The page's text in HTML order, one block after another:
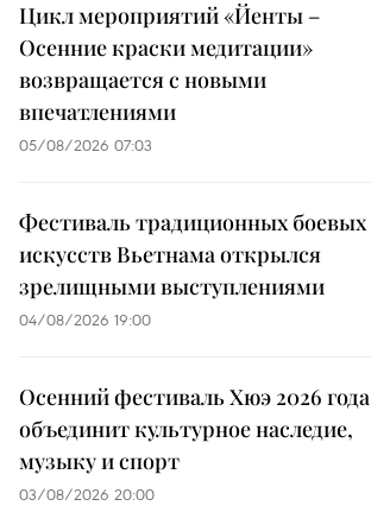
Цикл мероприятий «Йенты –
Осенние краски медитации»
возвращается с новыми
впечатлениями
05/08/2026 07:03
Фестиваль традиционных боевых
искусств Вьетнама открылся
зрелищными выступлениями
04/08/2026 19:00
Осенний фестиваль Хюэ 2026 года
объединит культурное наследие,
музыку и спорт
03/08/2026 20:00